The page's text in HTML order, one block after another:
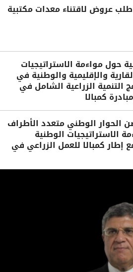
عروض لاقتناء معدات مكتبية
حول مواءمة الاستراتيجيات
والإقليمية والوطنية في
التنمية الزراعية الشامل في
كمبالا
الحوار الوطني متعدد الأطراف
الاستراتيجيات الوطنية
إطار كمبالا للعمل الزراعي في